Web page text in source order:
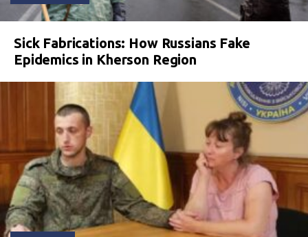
Sick Fabrications: How Russians Fake
Epidemics in Kherson Region